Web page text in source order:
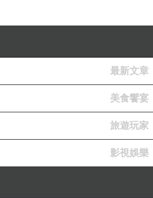
最新文章
美食饗宴
旅遊玩家
影視娛樂